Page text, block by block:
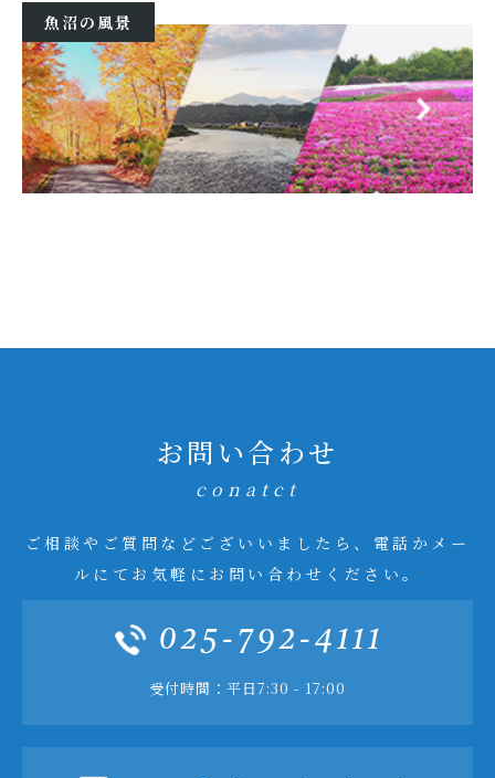
魚沼の風景
お問い合わせ
conatct
ご相談やご質問などございいましたら、電話かメー
ルにてお気軽にお問い合わせください。
025-792-4111
受付時間：平日7:30 - 17:00